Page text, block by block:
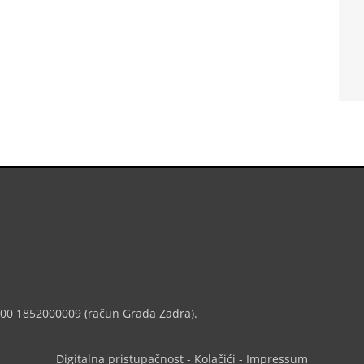
1852000009 (račun Grada Zadra).
Digitalna pristupačnost - Kolačići - Impressum